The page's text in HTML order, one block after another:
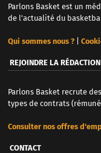
Parlons Basket est un
de l'actualité du
Qui sommes nous ?|
REJOINDRE LA RÉDACTION
Parlons Basket recrute
types de contrats
Consulter nos offres
CONTACT